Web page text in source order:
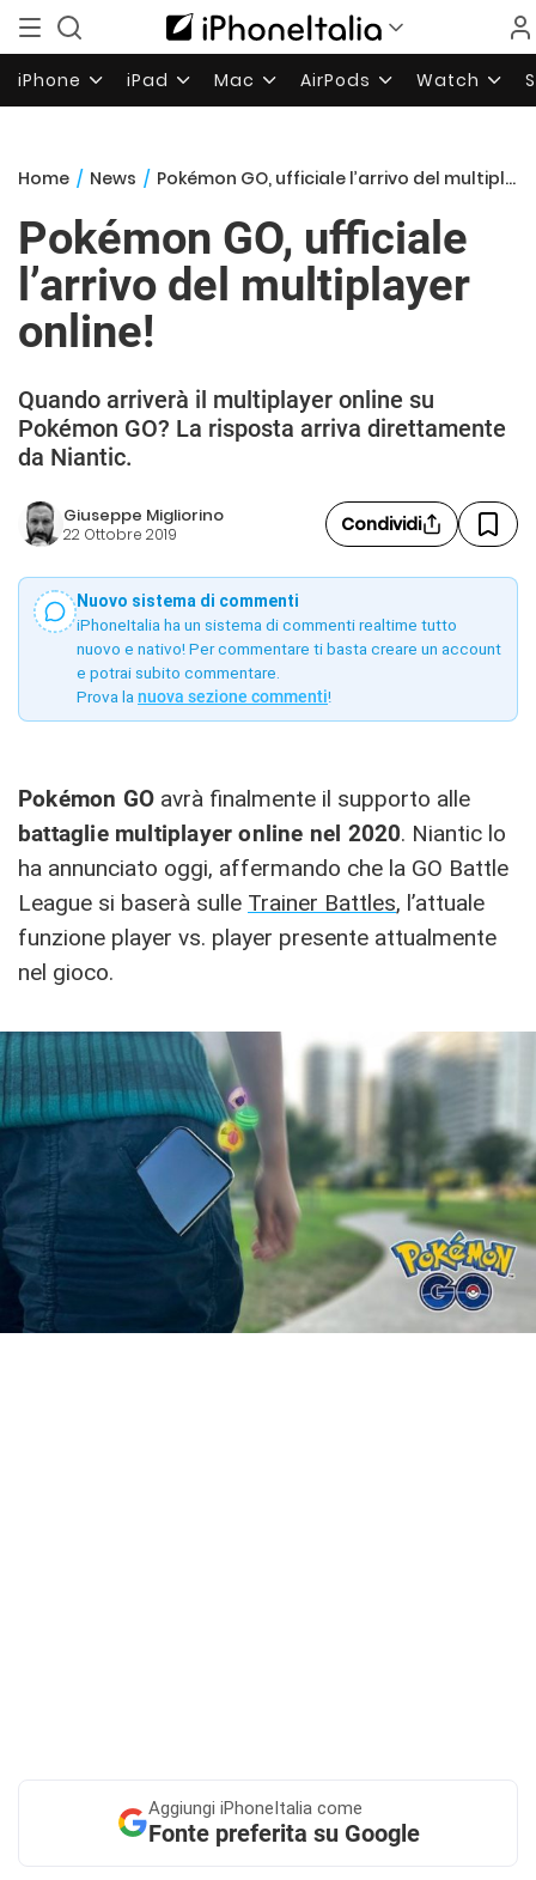
iPhone iPad Mac AirPods Watch
Home / News / Pokémon GO, ufficiale l’arrivo del multiplayer online!
Pokémon GO, ufficiale
l’arrivo del multiplayer
online!
Quando arriverà il multiplayer online su
Pokémon GO? La risposta arriva direttamente
da Niantic.
Giuseppe Migliorino
22 Ottobre 2019 Condividi
Nuovo sistema di commenti
iPhoneItalia ha un sistema di commenti realtime tutto
nuovo e nativo! Per commentare ti basta creare un account
e potrai subito commentare.
Prova la nuova sezione commenti!
Pokémon GO avrà finalmente il supporto alle
battaglie multiplayer online nel 2020. Niantic lo
ha annunciato oggi, affermando che la GO Battle
League si baserà sulle Trainer Battles, l’attuale
funzione player vs. player presente attualmente
nel gioco.
Aggiungi iPhoneItalia come
Fonte preferita su Google